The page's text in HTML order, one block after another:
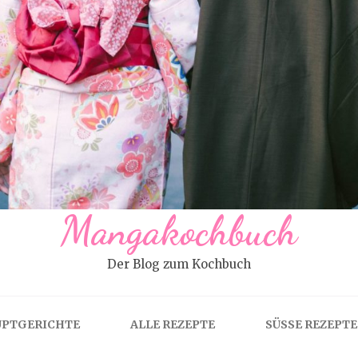
Mangakochbuch
Der Blog zum Kochbuch
ALLE REZEPTE SÜSSE REZEPTE